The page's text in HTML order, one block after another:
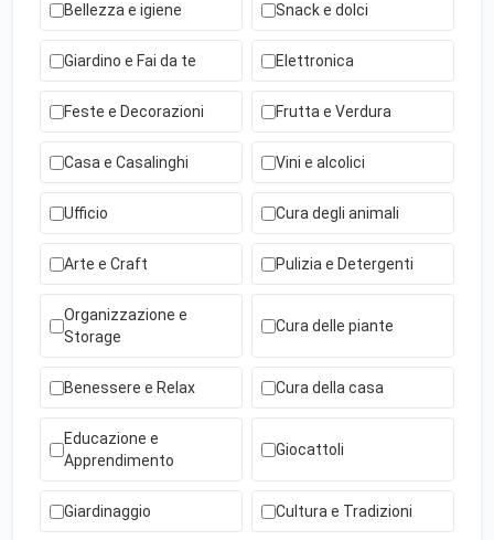
Bellezza e igiene Snack e dolci
Giardino e Fai da te Elettronica
Feste e Decorazioni Frutta e Verdura
Casa e Casalinghi Vini e alcolici
Ufficio Cura degli animali
Arte e Craft Pulizia e Detergenti
Organizzazione e
Storage
Cura delle piante
Benessere e Relax Cura della casa
Educazione e
Apprendimento
Giocattoli
Giardinaggio Cultura e Tradizioni